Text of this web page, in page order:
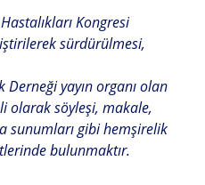
Kongresi
sürdürülmesi,
Derneği yayın organı olan
olarak söyleşi, makale,
sunumları gibi hemşirelik
bulunmaktır.